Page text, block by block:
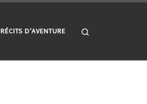
RÉCITS D’AVENTURE